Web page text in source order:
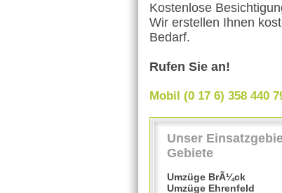
Kostenlose
Wir erstellen Ihnen
Bedarf.
Rufen Sie an!
Mobil (0 17 6) 358 440
Unser
Gebiete
Umzüge BrÃ¼ck
Umzüge Ehrenfeld